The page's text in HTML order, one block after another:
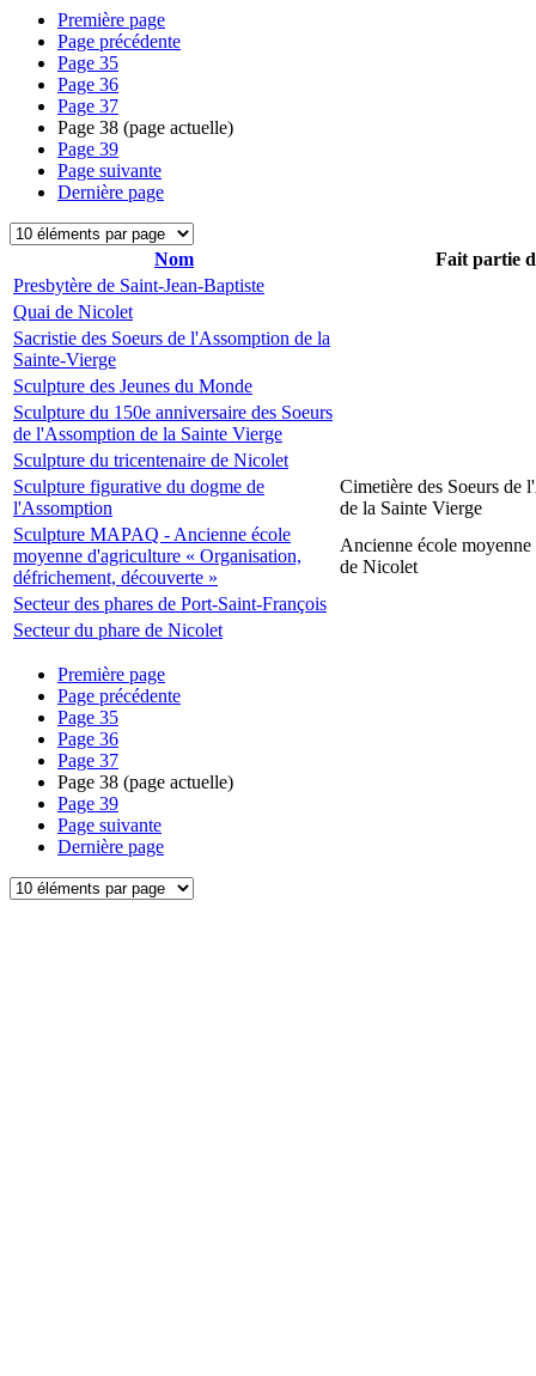
Première page
Page précédente
Page 35
Page 36
Page 37
Page 38 (page actuelle)
Page 39
Page suivante
Dernière page
Nom
Fait partie
Presbytère de Saint-Jean-Baptiste
Quai de Nicolet
Sacristie des Soeurs de l'Assomption de la
Sainte-Vierge
Sculpture des Jeunes du Monde
Sculpture du 150e anniversaire des Soeurs
de l'Assomption de la Sainte Vierge
Sculpture du tricentenaire de Nicolet
Sculpture figurative du dogme de
l'Assomption
Cimetière des Soeurs de
de la Sainte Vierge
Sculpture MAPAQ - Ancienne école
moyenne d'agriculture « Organisation,
défrichement, découverte »
Ancienne école
de Nicolet
Secteur des phares de Port-Saint-François
Secteur du phare de Nicolet
Première page
Page précédente
Page 35
Page 36
Page 37
Page 38 (page actuelle)
Page 39
Page suivante
Dernière page